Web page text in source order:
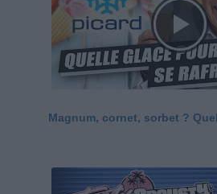
Magnum, cornet, sorbet ?